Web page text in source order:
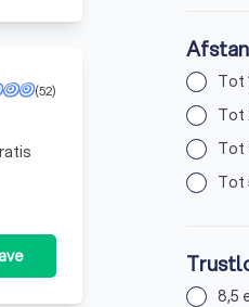
(52)
Tot
Tot
Tot
Tot
8,5